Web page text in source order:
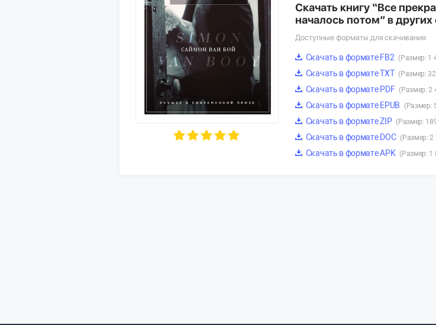
Скачать книгу “Все
началось потом” в
Доступные форматы для скачивания:
Скачать в формате FB2 (Размер: 1
Скачать в формате TXT (Размер:
Скачать в формате PDF (Размер: 2
Скачать в формате EPUB (Размер:
Скачать в формате ZIP (Размер:
Скачать в формате DOC (Размер: 2
Скачать в формате APK (Размер: 1